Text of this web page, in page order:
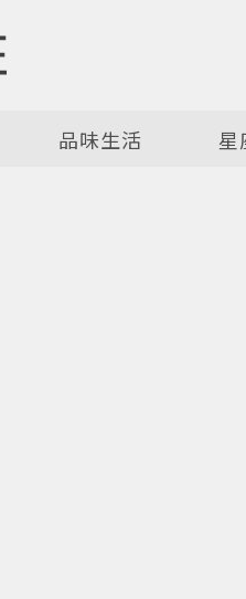
品味生活 星